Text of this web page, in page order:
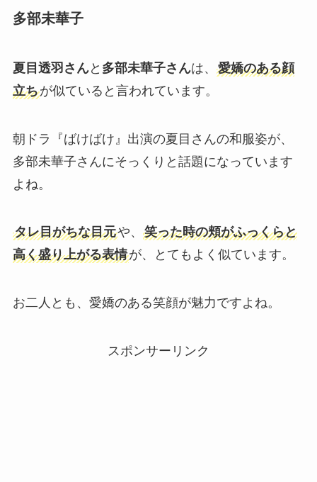
多部未華子
夏目透羽さんと 多部未華子さんは、 愛嬌のある顔
立ちが似ていると言われています。
朝ドラ『ばけばけ』出演の夏目さんの和服姿が、
多部未華子さんにそっくりと話題になっています
よね。
タレ目がちな目元や、 笑った時の頬がふっくらと
高く盛り上がる表情が、とてもよく似ています。
お二人とも、愛嬌のある笑顔が魅力ですよね。
スポンサーリンク